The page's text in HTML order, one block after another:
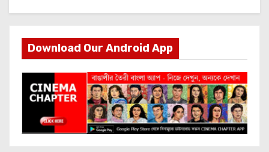
Download Our Android App